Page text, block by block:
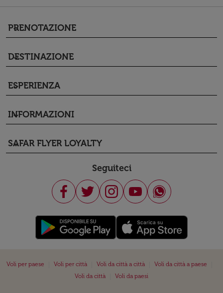
PRENOTAZIONE
keyboard_arrow_down
DESTINAZIONE
keyboard_arrow_down
ESPERIENZA
keyboard_arrow_down
INFORMAZIONI
keyboard_arrow_down
SAFAR FLYER LOYALTY
keyboard_arrow_down
Seguiteci
Voli per paese Voli per città Voli da città a città Voli da città a paese
Voli da città
Voli da paesi